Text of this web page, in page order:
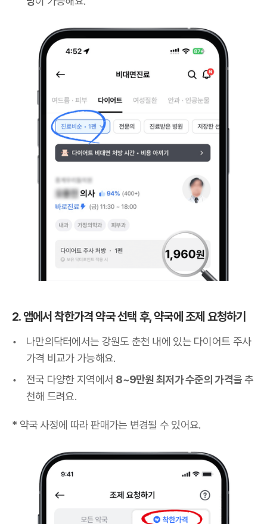
2. 앱에서 착한가격 약국 선택 후, 약국에 조제 요청하기
나만의닥터에서는 강원도 춘천 내에 있는 다이어트 주사
가격 비교가 가능해요.
전국 다양한 지역에서 8~9만원 최저가 수준의 가격을 추
천해 드려요.
* 약국 사정에 따라 판매가는 변경될 수 있어요.